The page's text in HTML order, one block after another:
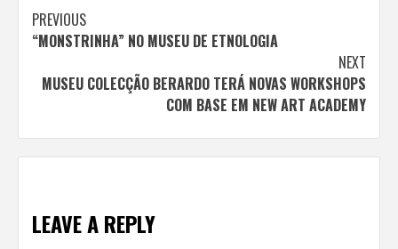
Continue
Reading
PREVIOUS
“MONSTRINHA” NO MUSEU DE ETNOLOGIA
NEXT
MUSEU COLECÇÃO BERARDO TERÁ NOVAS WORKSHOPS
COM BASE EM NEW ART ACADEMY
LEAVE A REPLY